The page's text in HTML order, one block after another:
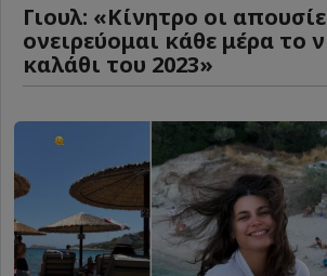
Γιουλ: «Κίνητρο οι
ονειρεύομαι κάθε μέρα το
καλάθι του 2023»